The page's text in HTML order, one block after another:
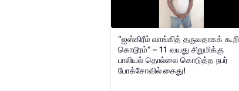
“ஐஸ்கிரீம் வாங்கித் தருவதாகக் கூறி
கொடூரம்” – 11 வயது சிறுமிக்கு
பாலியல் தொல்லை கொடுத்த நபர்
போக்சோவில் கைது!